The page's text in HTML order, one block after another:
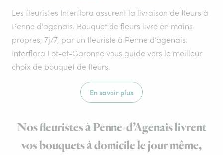
Les fleuristes Interflora assurent la livraison de fleurs à
Penne d’agenais. Bouquet de fleurs livré en mains
propres, 7j/7, par un fleuriste à Penne d’agenais.
Interflora Lot-et-Garonne vous guide vers le meilleur
choix de bouquet de fleurs.
En savoir plus
Nos fleuristes à Penne-d’Agenais livrent
vos bouquets à domicile le jour même,